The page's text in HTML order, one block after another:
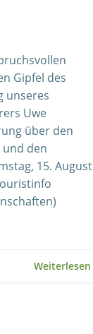
Gipfel des
unseres
Uwe
über den
den
15. August
Weiterlesen